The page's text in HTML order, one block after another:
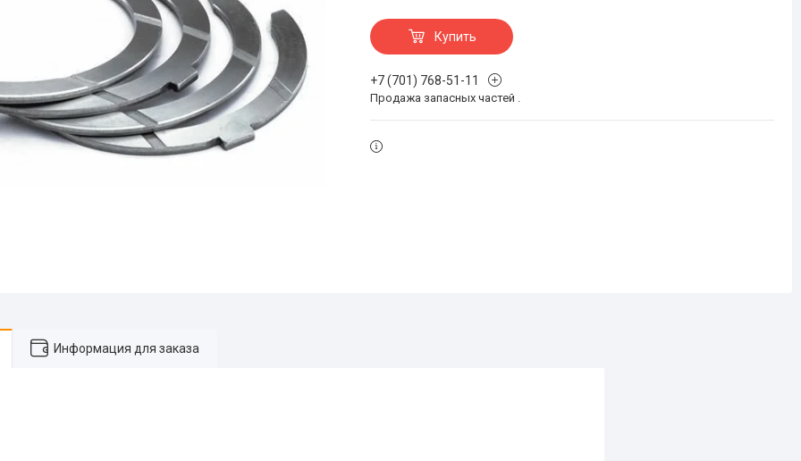
Купить
+7 (701) 768-51-11
Продажа запасных частей .
Информация для заказа